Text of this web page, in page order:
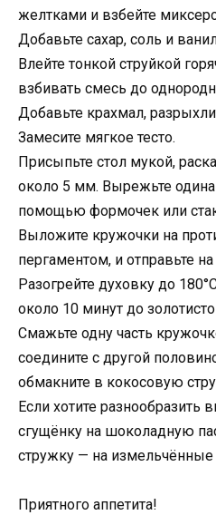
желтками и взбейте
Добавьте сахар, соль и
Влейте тонкой струйкой
взбивать смесь до
Добавьте крахмал,
Замесите мягкое тесто.
Присыпьте стол мукой,
около 5 мм. Вырежьте
помощью формочек или
Выложите кружочки на
пергаментом, и отправьте
Разогрейте духовку до
около 10 минут до
Смажьте одну часть
соедините с другой
обмакните в кокосовую
Если хотите разнообразить
сгущёнку на шоколадную
стружку — на измельчённые
Приятного аппетита!